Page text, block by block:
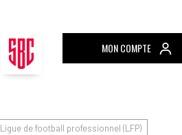
MON COMPTE
Ligue de football professionnel (LFP)